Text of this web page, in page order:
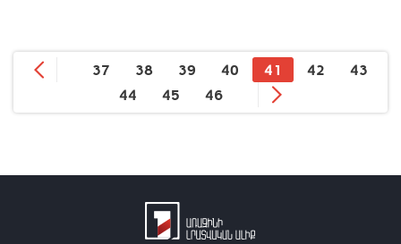
37 38 39 40 41 42
43
44
45 46